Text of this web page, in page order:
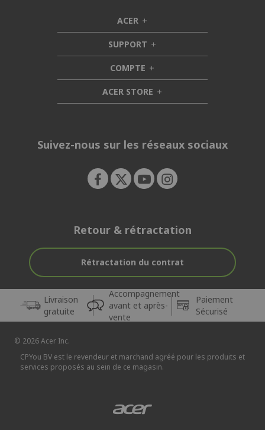
ACER h
i
d
d
e
n
SUPPORT h
i
d
d
e
n
COMPTE h
i
d
d
ACER STORE h
i
e
Suivez-nous sur les réseaux sociaux
Retour & rétractation
Rétractation du contrat
Livraison
gratuite
Accompagnement
avant et après-
vente
Paiement
Sécurisé
© 2026 Acer Inc.
CPYou BV est le revendeur et marchand agréé pour les produits et
services proposés au sein de ce magasin.